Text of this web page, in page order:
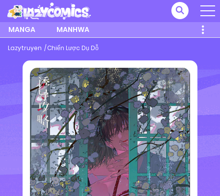
MANGA MANHWA
Lazytruyen Chiến Lược Dụ Dỗ